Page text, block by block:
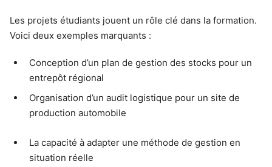
Les projets étudiants jouent un rôle clé dans la formation.
Voici deux exemples marquants :
Conception d’un plan de gestion des stocks pour un
entrepôt régional
Organisation d’un audit logistique pour un site de
production automobile
La capacité à adapter une méthode de gestion en
situation réelle